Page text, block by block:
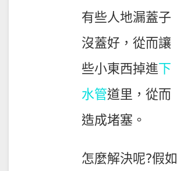
有些人地漏蓋子
沒蓋好，從而讓
些小東西掉進下
水管道里，從而
造成堵塞。
怎麼解決呢?假如